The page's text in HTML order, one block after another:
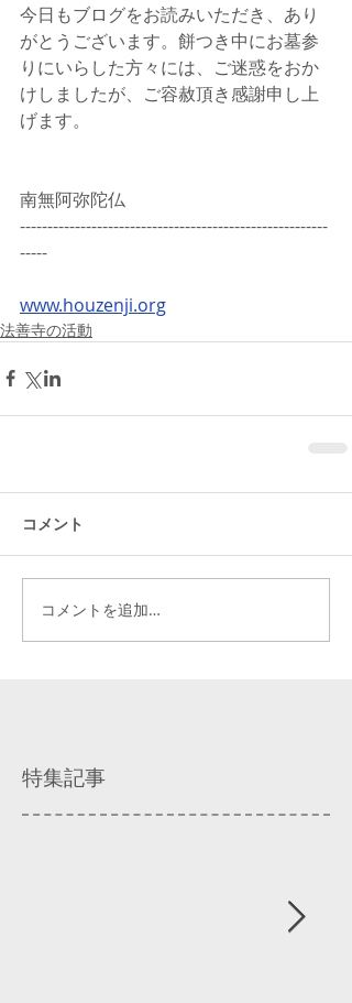
今日もブログをお読みいただき、あり
がとうございます。餅つき中にお墓参
りにいらした方々には、ご迷惑をおか
けしましたが、ご容赦頂き感謝申し上
げます。
南無阿弥陀仏
--------------------------------------------------------
-----
www.houzenji.org
法善寺の活動
コメント
コメントを追加…
特集記事